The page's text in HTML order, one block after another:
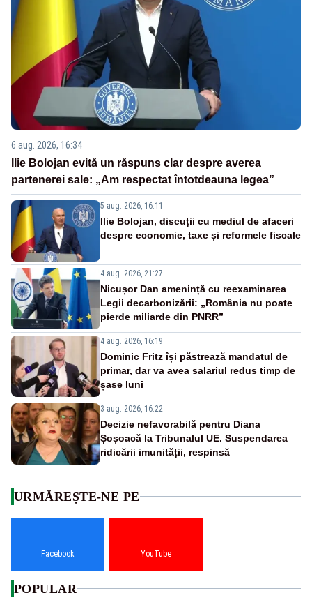
6 aug. 2026, 16:34
Ilie Bolojan evită un răspuns clar despre averea
partenerei sale: „Am respectat întotdeauna legea”
5 aug. 2026, 16:11
Ilie Bolojan, discuții cu mediul de afaceri
despre economie, taxe și reformele fiscale
4 aug. 2026, 21:27
Nicușor Dan amenință cu reexaminarea
Legii decarbonizării: „România nu poate
pierde miliarde din PNRR”
4 aug. 2026, 16:19
Dominic Fritz își păstrează mandatul de
primar, dar va avea salariul redus timp de
șase luni
3 aug. 2026, 16:22
Decizie nefavorabilă pentru Diana
Șoșoacă la Tribunalul UE. Suspendarea
ridicării imunității, respinsă
URMĂREȘTE-NE PE
Facebook YouTube
POPULAR